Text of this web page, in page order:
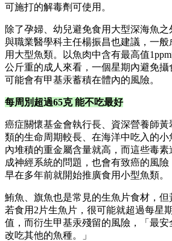
可施打的解毒劑可使用。
除了孕婦、幼兒避免食用大型深海魚
與職業醫學科主任楊振昌也建議，一
用大型魚類。以魚肉中含有最高值
公斤重的成人來看，一個星期內避免
可能會有甲基汞蓄積在體內的風險。
每周別超過65克 能不吃最好
癌症關懷基金會執行長、資深營養師
類的生命周期較長、在海洋中吃入的
內堆積的重金屬含量就高，而這些毒
成神經系統的問題，也會有致癌的風
早在多年前就開始推廣食用小型魚類。
鮪魚、旗魚也是常見的生魚片食材，但
若食用2片生魚片，很可能就超過每星
值，而衍生甲基汞殘留的風險，「最安
改吃其他的魚種。」